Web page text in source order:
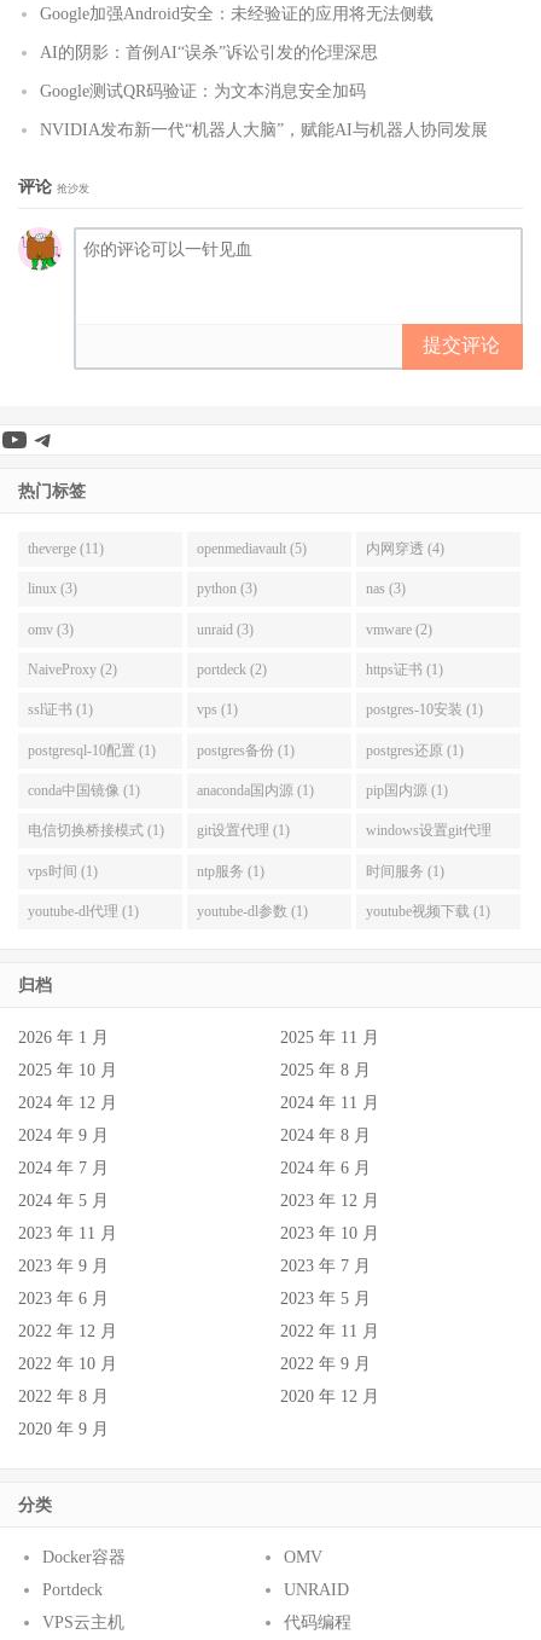
Google加强Android安全：未经验证的应用将无法侧载
AI的阴影：首例AI“误杀”诉讼引发的伦理深思
Google测试QR码验证：为文本消息安全加码
NVIDIA发布新一代“机器人大脑”，赋能AI与机器人协同发展
评论 抢沙发
提交评论
YouTube
Telegram
热门标签
theverge (11) openmediavault (5) 内网穿透 (4)
linux (3) python (3) nas (3)
omv (3) unraid (3) vmware (2)
NaiveProxy (2) portdeck (2) https证书 (1)
ssl证书 (1) vps (1) postgres-10安装 (1)
postgresql-10配置 (1) postgres备份 (1) postgres还原 (1)
conda中国镜像 (1) anaconda国内源 (1) pip国内源 (1)
电信切换桥接模式 (1) git设置代理 (1) windows设置git代理
(1)
vps时间 (1) ntp服务 (1) 时间服务 (1)
youtube-dl代理 (1) youtube-dl参数 (1) youtube视频下载 (1)
归档
2026 年 1 月
2025 年 11 月
2025 年 10 月
2025 年 8 月
2024 年 12 月
2024 年 11 月
2024 年 9 月
2024 年 8 月
2024 年 7 月
2024 年 6 月
2024 年 5 月
2023 年 12 月
2023 年 11 月
2023 年 10 月
2023 年 9 月
2023 年 7 月
2023 年 6 月
2023 年 5 月
2022 年 12 月
2022 年 11 月
2022 年 10 月
2022 年 9 月
2022 年 8 月
2020 年 12 月
2020 年 9 月
分类
Docker容器
OMV
Portdeck
UNRAID
VPS云主机
代码编程